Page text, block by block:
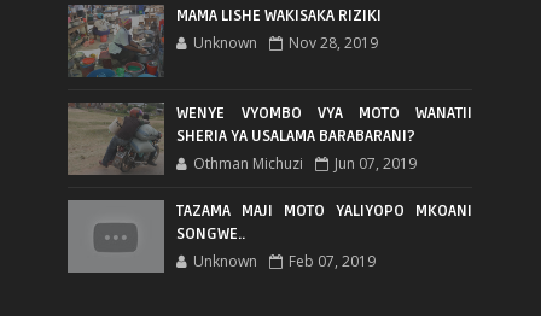
MAMA LISHE WAKISAKA RIZIKI
Unknown Nov 28, 2019
WENYE VYOMBO VYA MOTO WANATII
SHERIA YA USALAMA BARABARANI?
Othman Michuzi Jun 07, 2019
TAZAMA MAJI MOTO YALIYOPO MKOANI
SONGWE..
Unknown Feb 07, 2019